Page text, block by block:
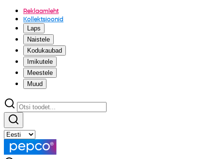
Reklaamleht
Kollektsioonid
Laps
Naistele
Kodukaubad
Imikutele
Meestele
Muud